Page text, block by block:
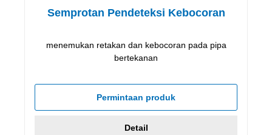
Semprotan Pendeteksi Kebocoran
menemukan retakan dan kebocoran pada pipa
bertekanan
Permintaan produk
Detail